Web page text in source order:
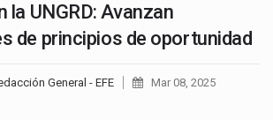
la UNGRD: Avanzan
de principios de oportunidad
General - EFE Mar 08, 2025